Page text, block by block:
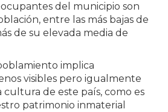
del municipio son
entre las más bajas de
de su elevada media de
implica
visibles pero igualmente
cultura de este país, como es
patrimonio inmaterial